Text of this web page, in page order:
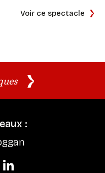
Voir ce spectacle
:
